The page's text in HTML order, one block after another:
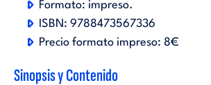
Formato: impreso.
ISBN: 9788473567336
Precio formato impreso: 8€
Sinopsis y Contenido